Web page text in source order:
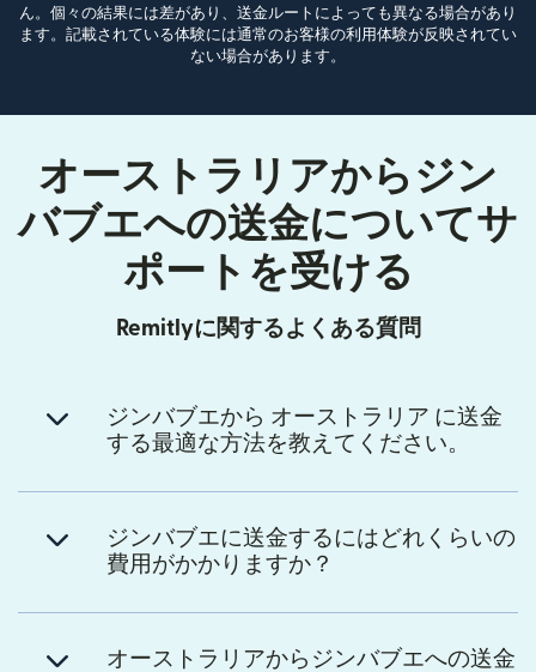
ん。個々の結果には差があり、送金ルートによっても異なる場合があり
ます。記載されている体験には通常のお客様の利用体験が反映されてい
ない場合があります。
オーストラリアからジン
バブエへの送金についてサ
ポートを受ける
Remitlyに関するよくある質問
ジンバブエから オーストラリア に送金
する最適な方法を教えてください。
ジンバブエに送金するにはどれくらいの
費用がかかりますか？
オーストラリアからジンバブエへの送金